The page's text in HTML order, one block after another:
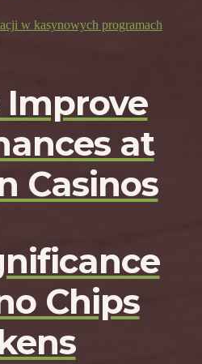
w kasynowych programach
at
Casinos
Chips